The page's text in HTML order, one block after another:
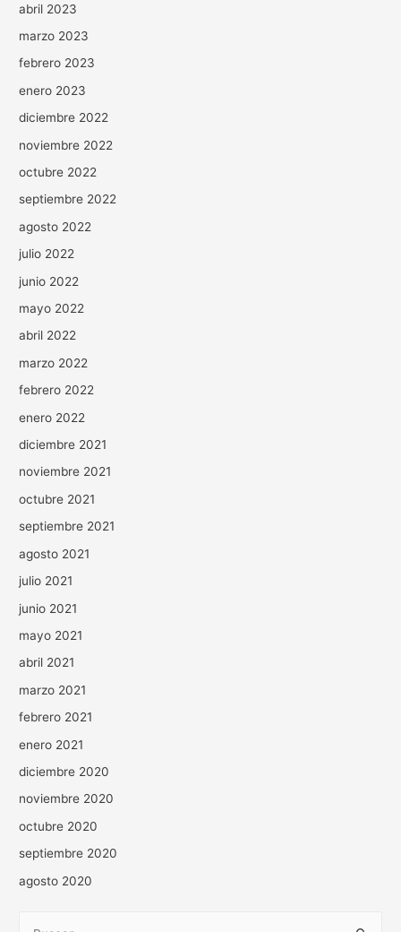
abril 2023
marzo 2023
febrero 2023
enero 2023
diciembre 2022
noviembre 2022
octubre 2022
septiembre 2022
agosto 2022
julio 2022
junio 2022
mayo 2022
abril 2022
marzo 2022
febrero 2022
enero 2022
diciembre 2021
noviembre 2021
octubre 2021
septiembre 2021
agosto 2021
julio 2021
junio 2021
mayo 2021
abril 2021
marzo 2021
febrero 2021
enero 2021
diciembre 2020
noviembre 2020
octubre 2020
septiembre 2020
agosto 2020